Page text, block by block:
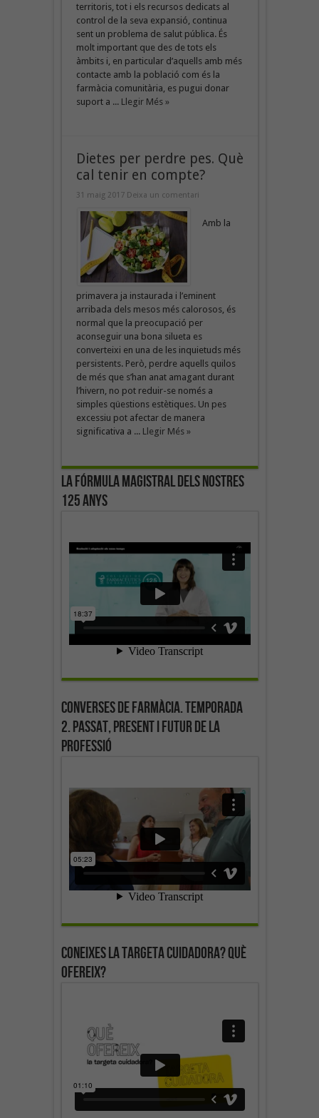
territoris, tot i els recursos dedicats al
control de la seva expansió, continua
sent un problema de salut pública. És
molt important que des de tots els
àmbits i, en particular d’aquells amb més
contacte amb la població com és la
farmàcia comunitària, es pugui donar
suport a ... Llegir Més »
Dietes per perdre pes. Què
cal tenir en compte?
31 maig 2017 Deixa un comentari
Amb la
primavera ja instaurada i l’eminent
arribada dels mesos més calorosos, és
normal que la preocupació per
aconseguir una bona silueta es
converteixi en una de les inquietuds més
persistents. Però, perdre aquells quilos
de més que s’han anat amagant durant
l’hivern, no pot reduir-se només a
simples qüestions estètiques. Un pes
excessiu pot afectar de manera
significativa a ... Llegir Més »
La fórmula magistral dels nostres
125 anys
Converses de farmàcia. Temporada
2. Passat, present i futur de la
professió
Coneixes la targeta cuidadora? Què
ofereix?